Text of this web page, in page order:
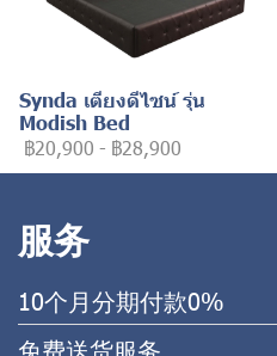
Synda เตียงดีไซน์ รุ่น
Modish Bed
฿20,900 - ฿28,900
服务
10个月分期付款0%
免费送货服务